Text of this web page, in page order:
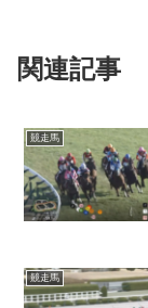
関連記事
競走馬
競走馬